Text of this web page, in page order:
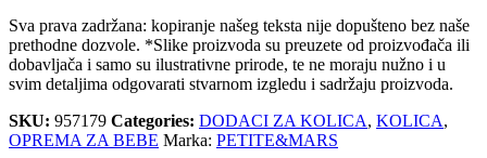
Sva prava zadržana: kopiranje našeg teksta nije dopušteno bez naše
prethodne dozvole. *Slike proizvoda su preuzete od proizvođača ili
dobavljača i samo su ilustrativne prirode, te ne moraju nužno i u
svim detaljima odgovarati stvarnom izgledu i sadržaju proizvoda.
SKU: 957179 Categories: DODACI ZA KOLICA, KOLICA,
OPREMA ZA BEBE Marka: PETITE&MARS